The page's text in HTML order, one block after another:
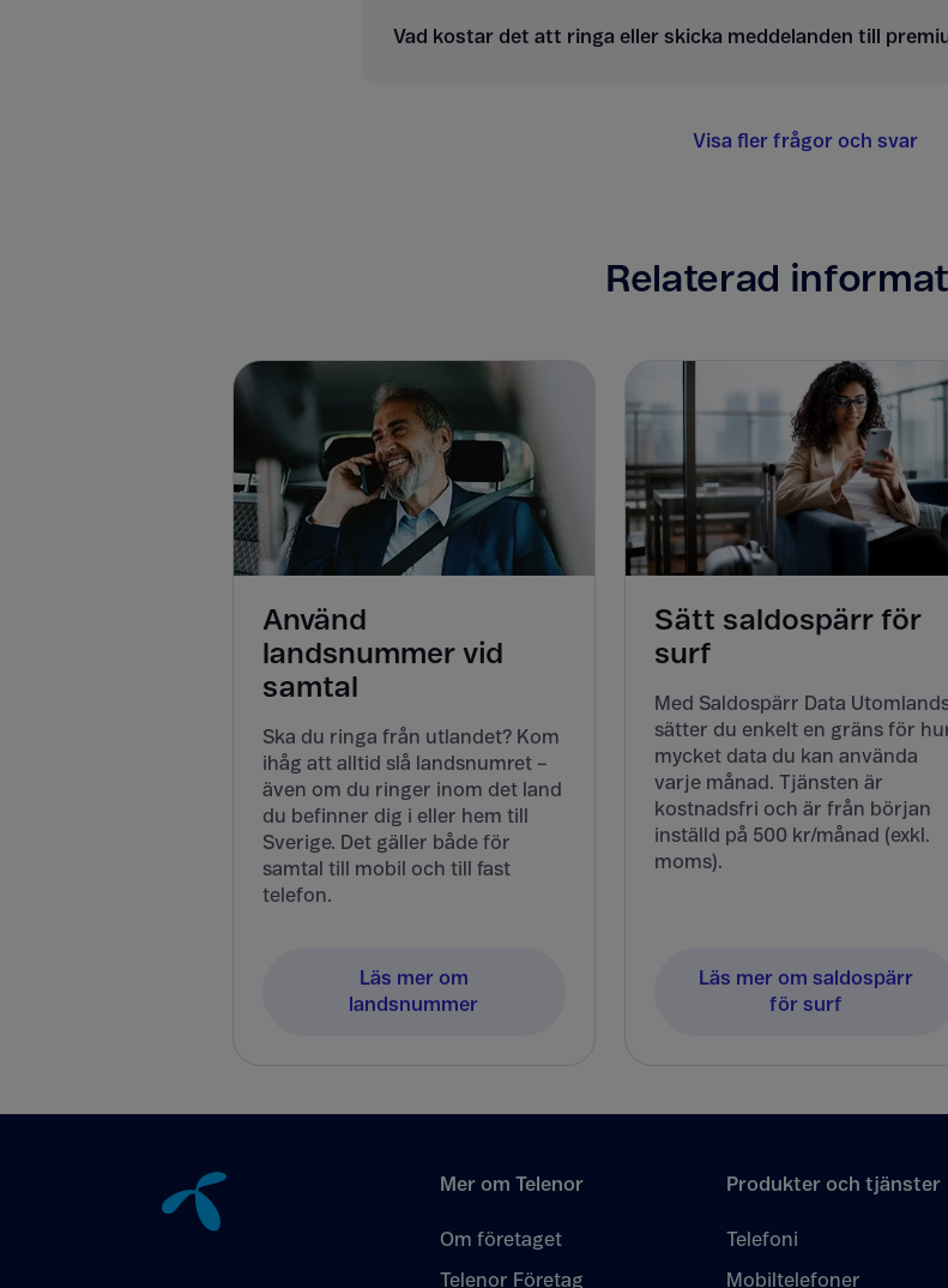
Vad kostar det att ringa eller skicka meddelanden till
Visa fler frågor och svar
Relaterad
Använd
landsnummer vid
samtal
Ska du ringa från utlandet? Kom
ihåg att alltid slå landsnumret –
även om du ringer inom det land
du befinner dig i eller hem till
Sverige. Det gäller både för
samtal till mobil och till fast
telefon.
Läs mer om
landsnummer
Sätt saldospärr för
surf
Med Saldospärr Data
sätter du enkelt en gräns för
mycket data du kan använda
varje månad. Tjänsten är
kostnadsfri och är från början
inställd på 500 kr/månad (exkl.
moms).
Läs mer om saldospärr
för surf
Mer om Telenor
Om företaget
Telenor Företag
Produkter och tjänster
Telefoni
Mobiltelefoner